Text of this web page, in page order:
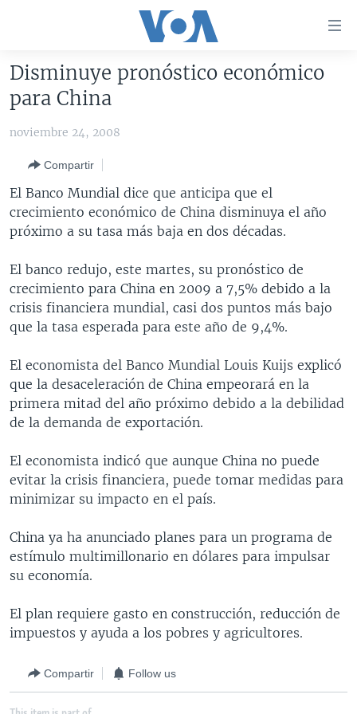
accesibilidad
contenido
Salte
navegador
principal
Salte
búsqueda
AMÉRICA DEL NORTE
HAITÍ
ELECCIONES EEUU 2024
ELECCIONES EEUU
VOTO DIVIDIDO
VOA VERIFICA
VOA VERIFICA UCRANIA/RUSIA
VOA VERIFICA INMIGRACIÓN
VOA VERIFICA AMÉRICA LATINA
AMÉRICA LATINA
ARGENTINA
BOLIVIA
CHILE
PERÚ
VENEZUELA
BRASIL
CHINA EN AMÉRICA LATINA
CENTROAMÉRICA
EL SALVADOR
GUATEMALA
NICARAGUA
INMIGRACIÓN
LIBERTAD DE PRENSA
ECONOMÍA
ENTRETENIMIENTO Y CULTURA
TECNOLOGÍA
DEPORTES
CIENCIA Y SALUD
ESPECIALES DE LA VOA
LIBERTAD DE PRENSA
MULTIMEDIA
VIDEOS
FOTOGRAFÍA
AUDIOS
PROGRAMAS TV
EL MUNDO AL DÍA
FORO INTERAMERICANO
VISIÓN 360
PANORAMA
RADIO
AVANCE INFORMATIVO
AUDIONOTICIAS
ESTADOS UNIDOS AL DÍA
EL MUNDO AL DÍA [RADIO]
DEPORTIVO INTERNACIONAL
DIRECT
DOCUMENTALES DE LA VOA
SÍGANOS
Disminuye pronóstico económico
para China
noviembre 24, 2008
Compartir
El Banco Mundial dice que anticipa que el
crecimiento económico de China disminuya el año
próximo a su tasa más baja en dos décadas.
El banco redujo, este martes, su pronóstico de
crecimiento para China en 2009 a 7,5% debido a la
crisis financiera mundial, casi dos puntos más bajo
que la tasa esperada para este año de 9,4%.
El economista del Banco Mundial Louis Kuijs explicó
que la desaceleración de China empeorará en la
primera mitad del año próximo debido a la debilidad
de la demanda de exportación.
El economista indicó que aunque China no puede
evitar la crisis financiera, puede tomar medidas para
minimizar su impacto en el país.
China ya ha anunciado planes para un programa de
estímulo multimillonario en dólares para impulsar
su economía.
El plan requiere gasto en construcción, reducción de
impuestos y ayuda a los pobres y agricultores.
Compartir Follow us